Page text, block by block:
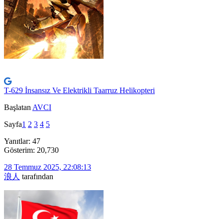
T-629 İnsansız Ve Elektrikli Taarruz Helikopteri
Başlatan AVCI
Sayfa1 2 3 4 5
Yanıtlar: 47
Gösterim: 20,730
28 Temmuz 2025, 22:08:13
浪人 tarafından